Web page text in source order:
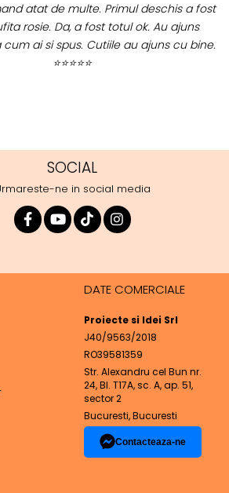
ea stand jos, o folosește ca pe placa
pe sub ea, se joaca cu masinute,
sa manance pe ea. Multumim pentru
iar placa arata foarte frumos, cu acea
SOCIAL
ne in social media
DATE COMERCIALE
Proiecte si Idei Srl
J40/9563/2018
RO39581359
Str. Alexandru cel Bun nr.
24, Bl. T17A, sc. A, ap. 51,
sector 2
Bucuresti, Bucuresti
Contacteaza-ne